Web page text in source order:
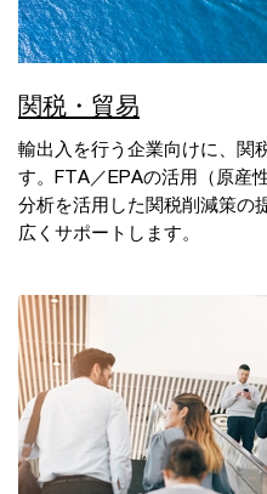
関税・貿易
輸出入を行う企業向けに、関
す。FTA／EPAの活用（原産
分析を活用した関税削減策の
広くサポートします。